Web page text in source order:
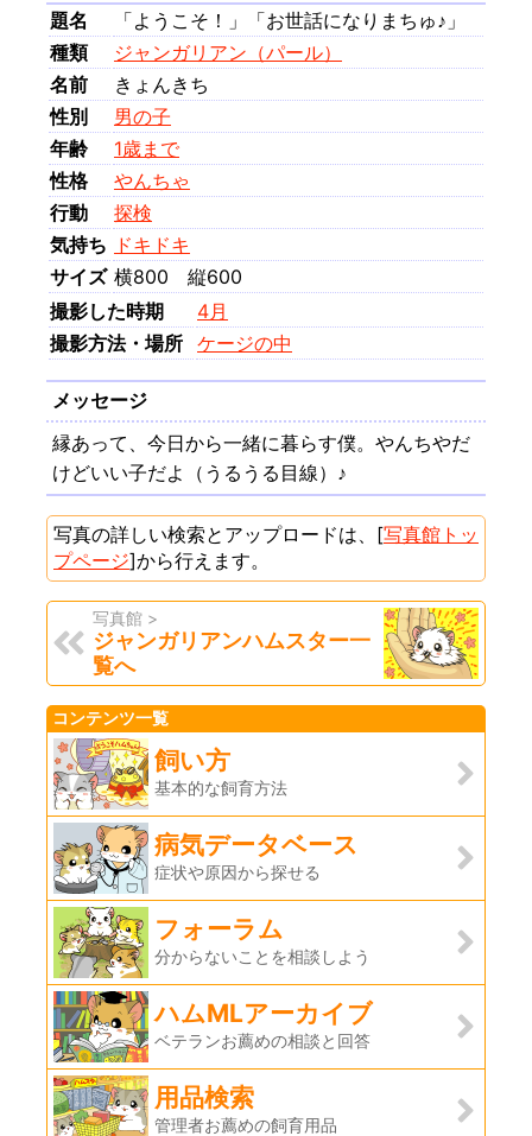
題名
「ようこそ！」「お世話になりまちゅ♪」
種類
ジャンガリアン（パール）
名前
きょんきち
性別
男の子
年齢
1歳まで
性格
やんちゃ
行動
探検
気持ち ドキドキ
サイズ 横800 縦600
撮影した時期
4月
撮影方法・場所 ケージの中
メッセージ
縁あって、今日から一緒に暮らす僕。やんちやだ
けどいい子だよ（うるうる目線）♪
写真の詳しい検索とアップロードは、[写真館トッ
プページ]から行えます。
写真館 >
ジャンガリアンハムスター一
覧へ
コンテンツ一覧
飼い方
基本的な飼育方法
病気データベース
症状や原因から探せる
フォーラム
分からないことを相談しよう
ハムMLアーカイブ
ベテランお薦めの相談と回答
用品検索
管理者お薦めの飼育用品